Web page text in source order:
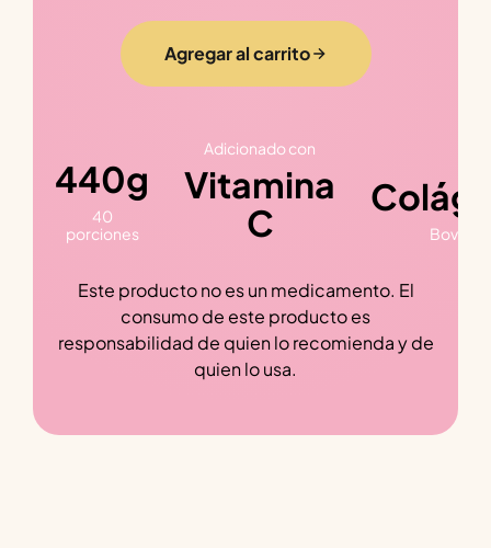
Agregar al carrito
440g
40
porciones
Adicionado con
Vitamina
C
Bovino
Este producto no es un medicamento. El
consumo de este producto es
responsabilidad de quien lo recomienda y de
quien lo usa.